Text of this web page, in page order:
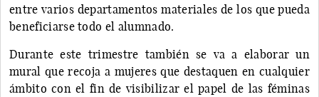
entre varios departamentos materiales de los que pueda
beneficiarse todo el alumnado.
Durante este trimestre también se va a elaborar un
mural que recoja a mujeres que destaquen en cualquier
ámbito con el fin de visibilizar el papel de las féminas